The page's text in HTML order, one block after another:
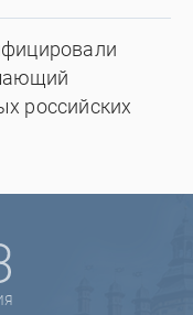
российских